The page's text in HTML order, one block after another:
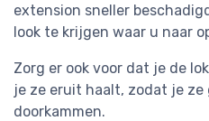
extension sneller
look te krijgen waar u naar
Zorg er ook voor dat je de
je ze eruit haalt, zodat je ze
doorkammen.